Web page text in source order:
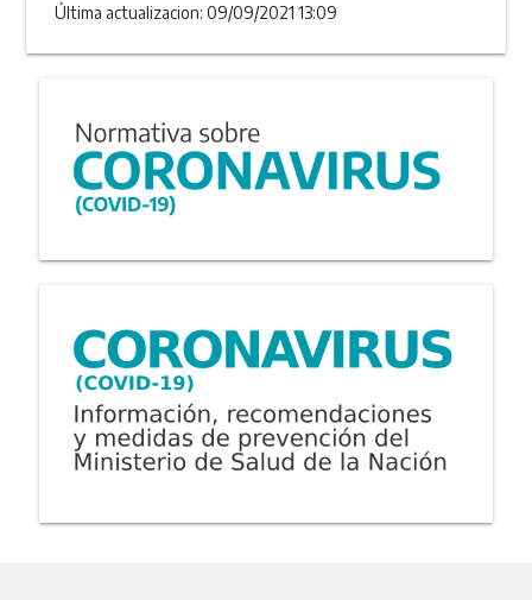
Última actualizacion: 09/09/2021 13:09